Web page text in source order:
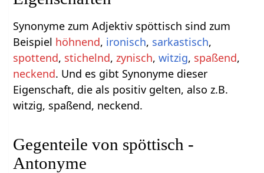
Synonyme zum Adjektiv spöttisch sind zum
Beispiel höhnend, ironisch, sarkastisch,
spottend, stichelnd,zynisch,witzig, spaßend,
neckend. Und es gibt Synonyme dieser
Eigenschaft, die als positiv gelten, also z.B.
witzig, spaßend, neckend.
Gegenteile von spöttisch -
Antonyme